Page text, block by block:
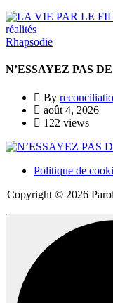
Rhapsodie
N’ESSAYEZ PAS
By
août 4, 2026
122 views
Politique de
Copyright © 2026